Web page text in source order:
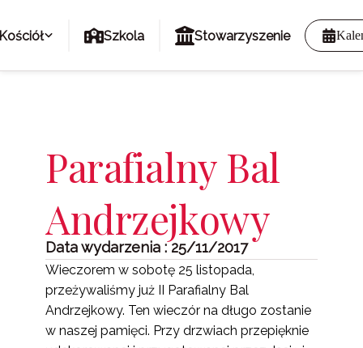
Szkola Stowarzyszenie
Parafialny Bal
Andrzejkowy
Data wydarzenia : 25/11/2017
Wieczorem w sobotę 25 listopada,
przeżywaliśmy już II Parafialny Bal
Andrzejkowy. Ten wieczór na długo zostanie
w naszej pamięci. Przy drzwiach przepięknie